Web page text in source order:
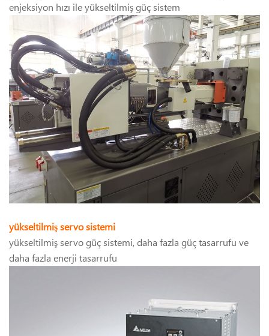
enjeksiyon hızı ile yükseltilmiş güç sistem
yükseltilmiş servo sistemi
yükseltilmiş servo güç sistemi, daha fazla güç tasarrufu ve
daha fazla enerji tasarrufu